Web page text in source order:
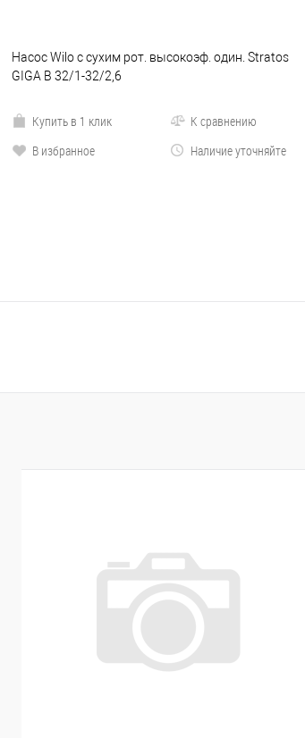
Насос Wilo с сухим рот. высокоэф. один. Stratos
GIGA B 32/1-32/2,6
Купить в 1 клик
К сравнению
В избранное
Наличие уточняйте